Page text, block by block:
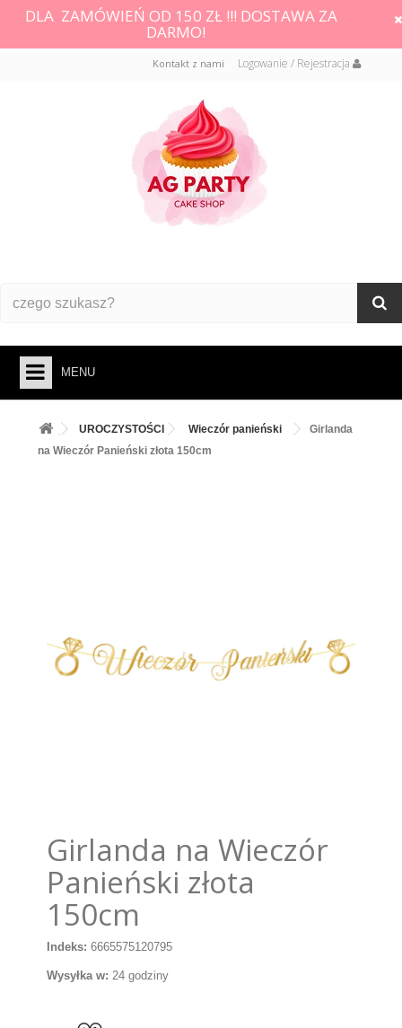
DLA ZAMÓWIEŃ OD 150 ZŁ !!! DOSTAWA ZA
DARMO!
Logowanie / Rejestracja
Kontakt z nami
MENU
PIECZENIE
PODKŁADY /PRZEKŁADKI/WSPORNIKI/BANKETÓWKI
UROCZYSTOŚCI Wieczór panieński
Girlanda
na Wieczór Panieński złota 150cm
Girlanda na Wieczór
Panieński złota
150cm
Indeks: 6665575120795
Wysyłka w: 24 godziny